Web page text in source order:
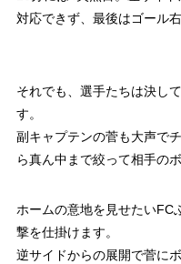
対応できず、最後はゴール
それでも、選手たちは決し
す。
副キャプテンの菅も大声で
ら真ん中まで絞って相手の
ホームの意地を見せたいFC
撃を仕掛けます。
逆サイドからの展開で菅に